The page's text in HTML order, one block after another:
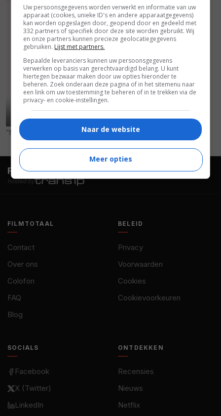
"No Tears"
FilmTotaal.Hét online filmoverzicht.
hosted by
FILMTOTAAL
Contact
Over ons
Colofon
FAQ
Blog
BELEID
Privacy
Voorwaarden
Cookies
Cookievoorkeuren
SOCIALS
Facebook
X (Twitter)
LinkedIn
ONTDEKKEN
Recensies
Nieuws
Netflix
Uw persoonsgegevens worden verwerkt en informatie van uw
apparaat (cookies, unieke ID's en andere apparaatgegevens)
kan worden opgeslagen door, geopend door en gedeeld met
332 partners of specifiek door deze site worden gebruikt. Wij
en onze partners kunnen precieze geolocatiegegevens
gebruiken. Lijst met partners.
Bepaalde leveranciers kunnen uw persoonsgegevens
verwerken op basis van gerechtvaardigd belang. U kunt
hiertegen bezwaar maken door uw opties hieronder te
beheren. Zoek onderaan deze pagina of in het sitemenu naar
een link om uw toestemming te beheren of in te trekken via de
privacy- en cookie-instellingen.
Naar de website
Meer opties